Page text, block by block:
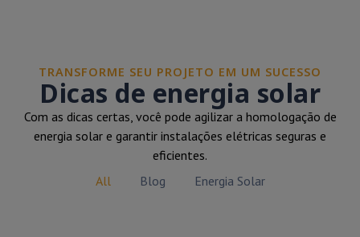
TRANSFORME SEU PROJETO EM UM SUCESSO
Dicas de energia solar
Com as dicas certas, você pode agilizar a homologação de
energia solar e garantir instalações elétricas seguras e
eficientes.
All
Blog Energia Solar